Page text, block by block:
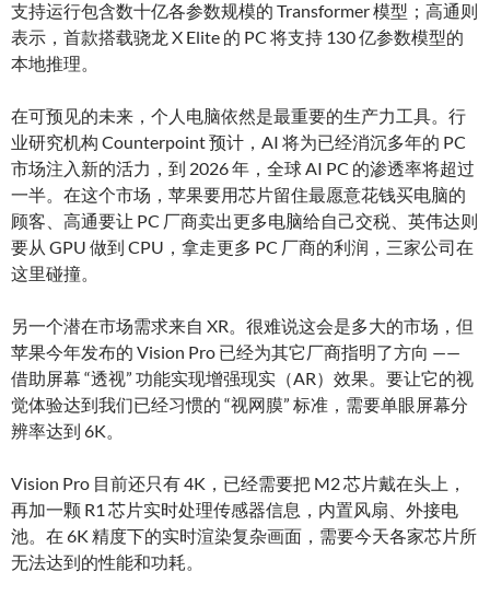
支持运行包含数十亿各参数规模的 Transformer 模型；高通则
表示，首款搭载骁龙 X Elite 的 PC 将支持 130 亿参数模型的
本地推理。
在可预见的未来，个人电脑依然是最重要的生产力工具。行
业研究机构 Counterpoint 预计，AI 将为已经消沉多年的 PC
市场注入新的活力，到 2026 年，全球 AI PC 的渗透率将超过
一半。在这个市场，苹果要用芯片留住最愿意花钱买电脑的
顾客、高通要让 PC 厂商卖出更多电脑给自己交税、英伟达则
要从 GPU 做到 CPU，拿走更多 PC 厂商的利润，三家公司在
这里碰撞。
另一个潜在市场需求来自 XR。很难说这会是多大的市场，但
苹果今年发布的 Vision Pro 已经为其它厂商指明了方向 ——
借助屏幕 “透视” 功能实现增强现实（AR）效果。要让它的视
觉体验达到我们已经习惯的 “视网膜” 标准，需要单眼屏幕分
辨率达到 6K。
Vision Pro 目前还只有 4K，已经需要把 M2 芯片戴在头上，
再加一颗 R1 芯片实时处理传感器信息，内置风扇、外接电
池。在 6K 精度下的实时渲染复杂画面，需要今天各家芯片所
无法达到的性能和功耗。